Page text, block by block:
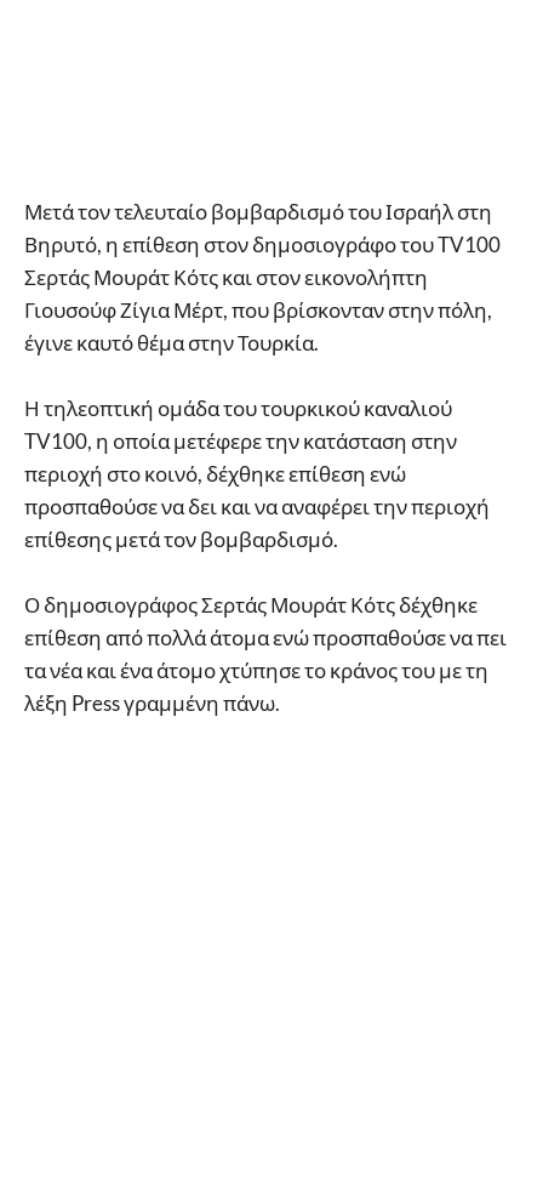
Μετά τον τελευταίο βομβαρδισμό του Ισραήλ στη
Βηρυτό, η επίθεση στον δημοσιογράφο του TV100
Σερτάς Μουράτ Κότς και στον εικονολήπτη
Γιουσούφ Ζίγια Μέρτ, που βρίσκονταν στην πόλη,
έγινε καυτό θέμα στην Τουρκία.
Η τηλεοπτική ομάδα του τουρκικού καναλιού
TV100, η ​​οποία μετέφερε την κατάσταση στην
περιοχή στο κοινό, δέχθηκε επίθεση ενώ
προσπαθούσε να δει και να αναφέρει την περιοχή
επίθεσης μετά τον βομβαρδισμό.
Ο δημοσιογράφος Σερτάς Μουράτ Κότς δέχθηκε
επίθεση από πολλά άτομα ενώ προσπαθούσε να πει
τα νέα και ένα άτομο χτύπησε το κράνος του με τη
λέξη Press γραμμένη πάνω.